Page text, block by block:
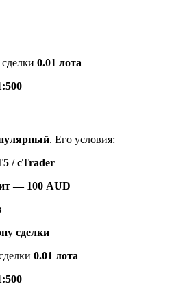
0.01 лота
. Его условия:
/ cTrader
— 100 AUD
сделки
0.01 лота